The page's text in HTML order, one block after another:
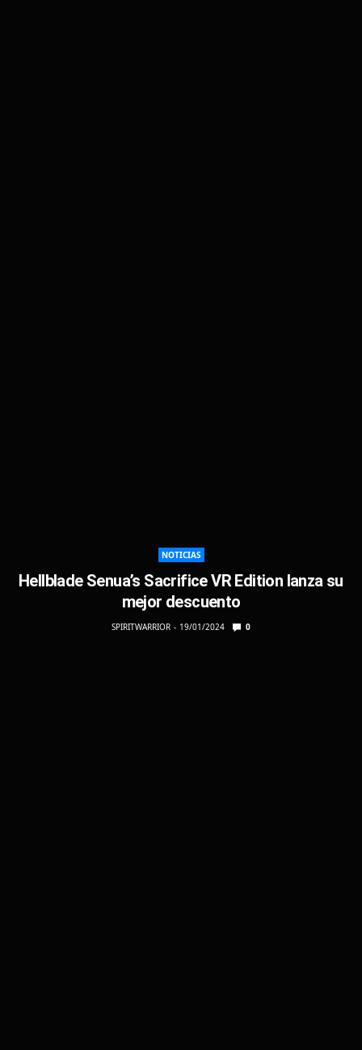
NOTICIAS
Hellblade Senua’s Sacrifice VR Edition lanza su
mejor descuento
SPIRITWARRIOR 19/01/2024 0